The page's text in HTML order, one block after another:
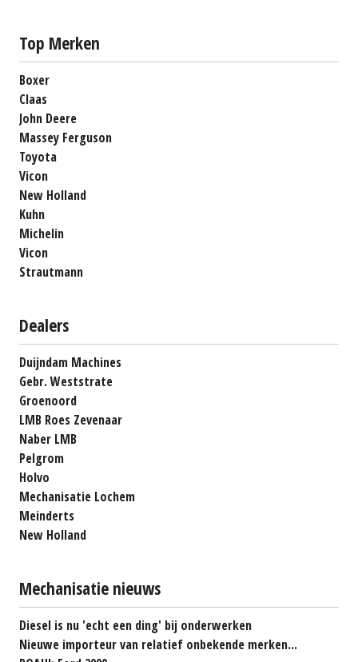
Top Merken
Boxer
Claas
John Deere
Massey Ferguson
Toyota
Vicon
New Holland
Kuhn
Michelin
Vicon
Strautmann
Dealers
Duijndam Machines
Gebr. Weststrate
Groenoord
LMB Roes Zevenaar
Naber LMB
Pelgrom
Holvo
Mechanisatie Lochem
Meinderts
New Holland
Mechanisatie nieuws
Diesel is nu 'echt een ding' bij onderwerken
Nieuwe importeur van relatief onbekende merken...